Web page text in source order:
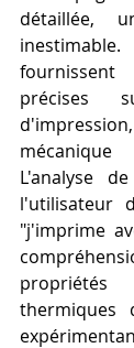
détaillée,
précises
L'analyse
l'utilisateur
"j'imprime
thermiques